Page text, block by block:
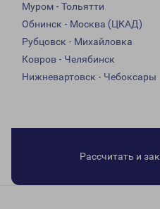
Муром - Тольятти
Обнинск - Москва (ЦКАД)
Рубцовск - Михайловка
Ковров - Челябинск
Нижневартовск - Чебоксары
Рассчитать и